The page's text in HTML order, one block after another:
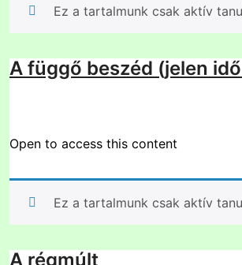
Ez a tartalmunk csak aktív
A függő beszéd (jelen
Open to access this content
Ez a tartalmunk csak aktív
A régmúlt